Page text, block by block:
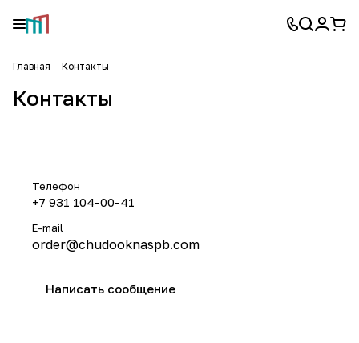
Главная Контакты
Контакты
Телефон
+7 931 104-00-41
E-mail
order@chudooknaspb.com
Написать сообщение